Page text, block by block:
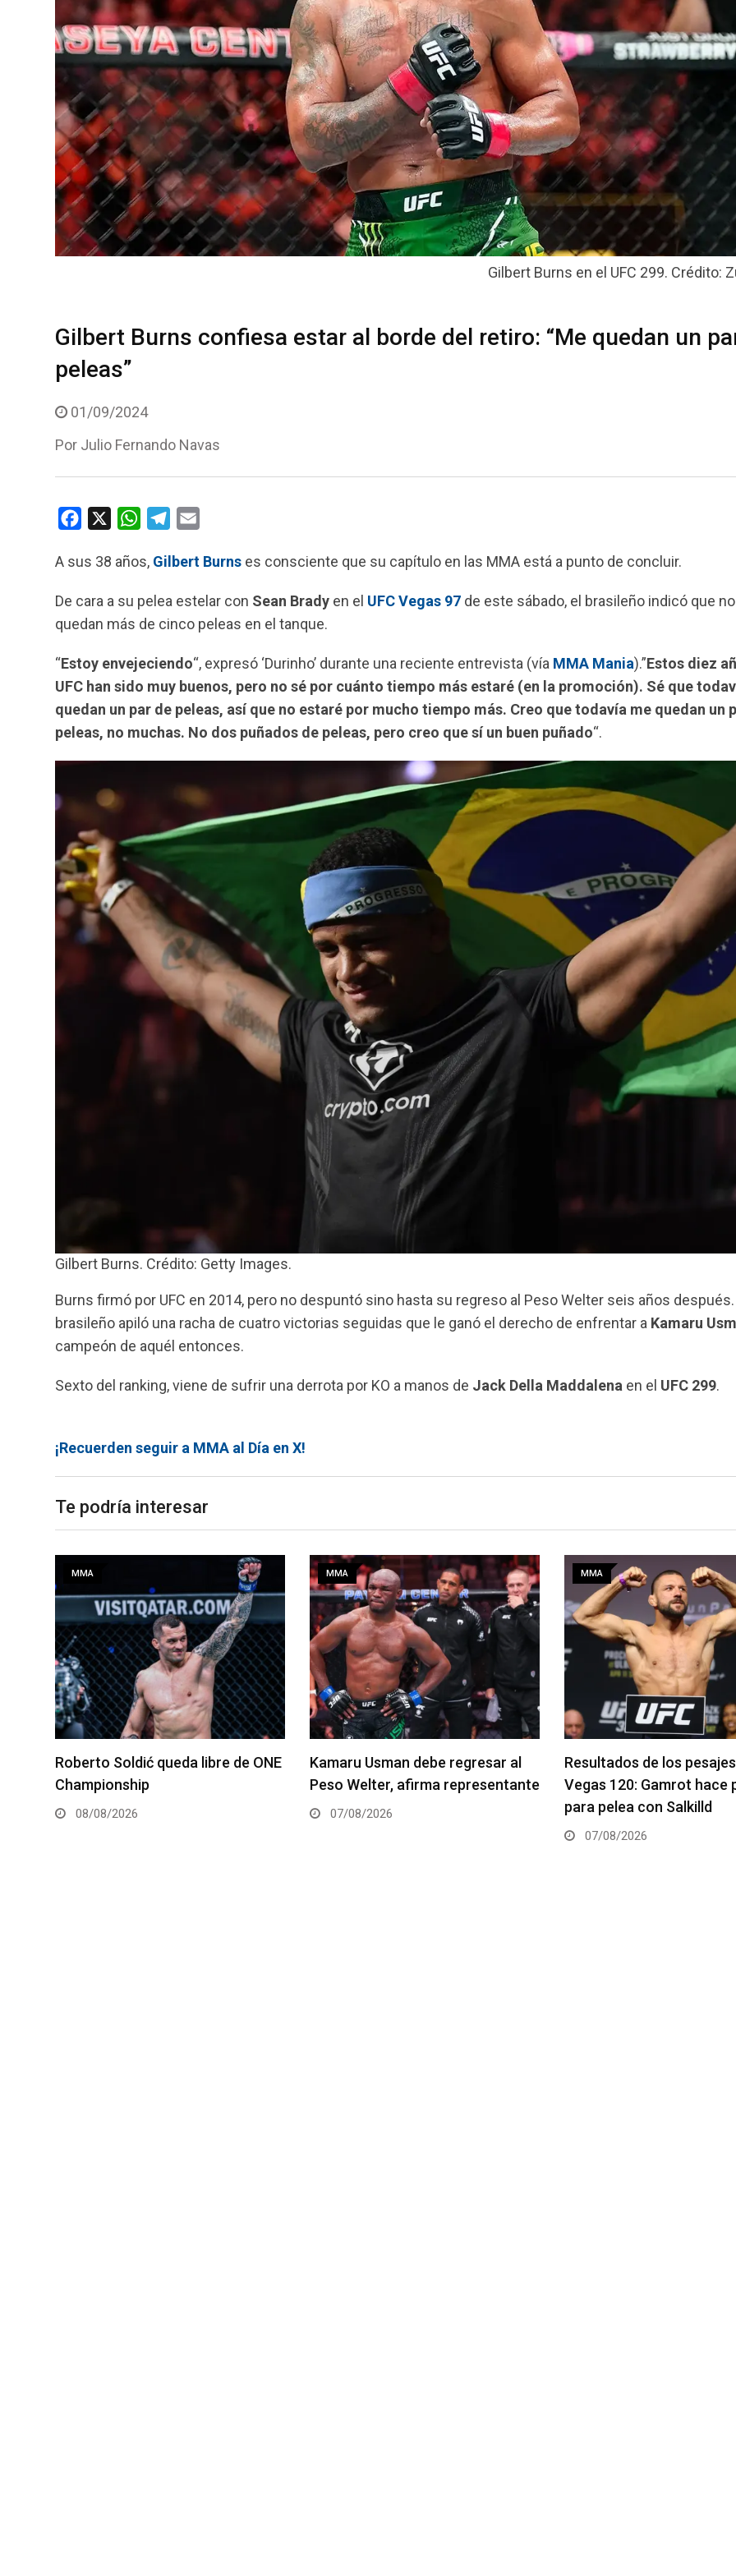
Gilbert Burns en el UFC 299. Crédito:
Gilbert Burns confiesa estar al borde del retiro: “Me quedan un
peleas”
01/09/2024
Por Julio Fernando Navas
c
b
o
k
W
a
s
A
l
g
r
m
a
l
A sus 38 años, Gilbert Burns es consciente que su capítulo en las MMA está a punto de concluir.
De cara a su pelea estelar con Sean Brady en el UFC Vegas 97 de este sábado, el brasileño indicó que
quedan más de cinco peleas en el tanque.
“Estoy envejeciendo“, expresó ‘Durinho’ durante una reciente entrevista (vía MMA Mania).”Estos diez
UFC han sido muy buenos, pero no sé por cuánto tiempo más estaré (en la promoción). Sé que
quedan un par de peleas, así que no estaré por mucho tiempo más. Creo que todavía me quedan un
peleas, no muchas. No dos puñados de peleas, pero creo que sí un buen puñado“.
Gilbert Burns. Crédito: Getty Images.
Burns firmó por UFC en 2014, pero no despuntó sino hasta su regreso al Peso Welter seis años después.
brasileño apiló una racha de cuatro victorias seguidas que le ganó el derecho de enfrentar a Kamaru
campeón de aquél entonces.
Sexto del ranking, viene de sufrir una derrota por KO a manos de Jack Della Maddalena en el UFC 299.
¡Recuerden seguir a MMA al Día en X!
Te podría interesar
MMA
Kamaru Usman debe regresar al
Peso Welter, afirma representante
07/08/2026
MMA
Resultados de los pesajes del UFC
Vegas 120: Gamrot hace peso
para pelea con Salkilld
MMA
Quillan Salkilld es
pelea estelar de UFC
06/08/2026